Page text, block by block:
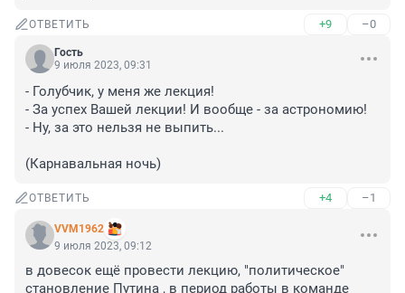
ОТВЕТИТЬ +9 –0
Гость
9 июля 2023, 09:31
- Голубчик, у меня же лекция!
- За успех Вашей лекции! И вообще - за астрономию!
- Ну, за это нельзя не выпить...
(Карнавальная ночь)
ОТВЕТИТЬ +4 –1
VVM1962
9 июля 2023, 09:12
в довесок ещё провести лекцию, "политическое"
становление Путина , в период работы в команде